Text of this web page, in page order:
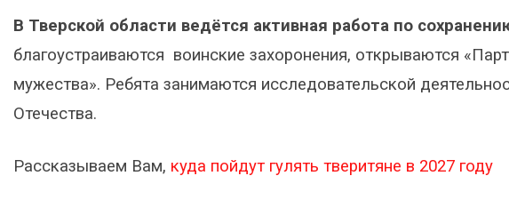
В Тверской области ведётся активная работа по
благоустраиваются воинские захоронения, открываются
мужества». Ребята занимаются исследовательской
Отечества.
Рассказываем Вам, куда пойдут гулять тверитяне в 2027 году